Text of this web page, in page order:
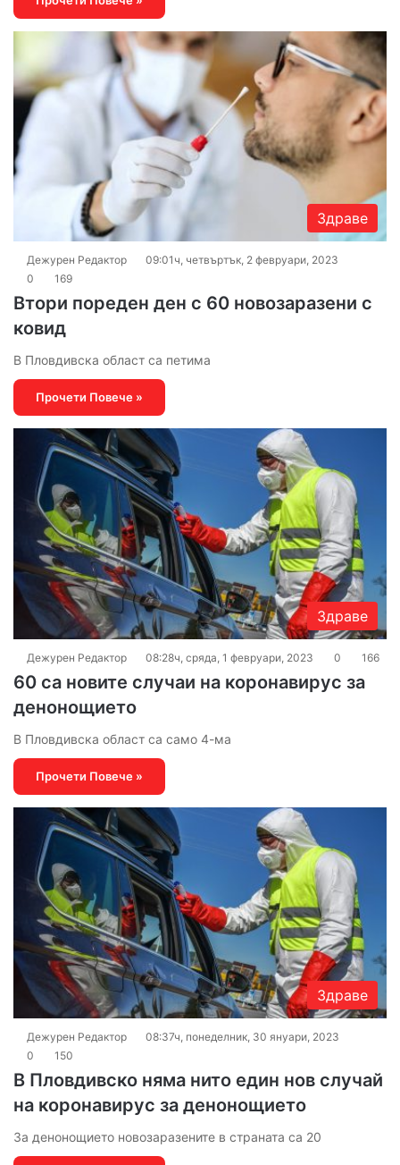
Здраве
Дежурен Редактор
09:01ч, четвъртък, 2 февруари, 2023
0
169
Втори пореден ден с 60 новозаразени с
ковид
В Пловдивска област са петима
Прочети Повече »
Здраве
Дежурен Редактор 08:28ч, сряда, 1 февруари, 2023 0 166
60 са новите случаи на коронавирус за
денонощието
В Пловдивска област са само 4-ма
Прочети Повече »
Здраве
Дежурен Редактор
08:37ч, понеделник, 30 януари, 2023
0
150
В Пловдивско няма нито един нов случай
на коронавирус за денонощието
За денонощието новозаразените в страната са 20